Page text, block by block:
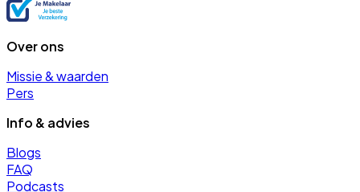
Over ons
Missie & waarden
Pers
Info & advies
Blogs
FAQ
Podcasts